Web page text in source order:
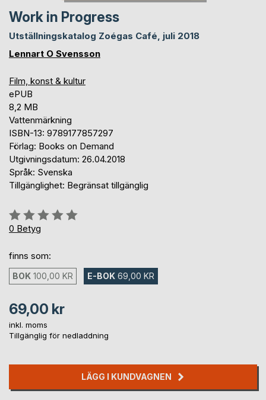
Work in Progress
Utställningskatalog Zoégas Café, juli 2018
Lennart O Svensson
Film, konst & kultur
ePUB
8,2 MB
Vattenmärkning
ISBN-13: 9789177857297
Förlag: Books on Demand
Utgivningsdatum: 26.04.2018
Språk: Svenska
Tillgänglighet: Begränsat tillgänglig
Betyg::
0%
0 Betyg
finns som:
BOK 100,00 KR E-BOK 69,00 KR
69,00 kr
inkl. moms
Tillgänglig för nedladdning
LÄGG I KUNDVAGNEN